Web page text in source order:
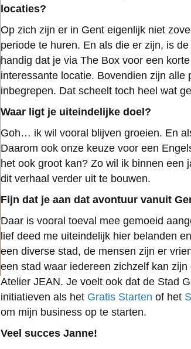
locaties?
Op zich zijn er in Gent eigenlijk niet
periode te huren. En als die er zijn, is
handig dat je via The Box voor een
interessante locatie. Bovendien zijn
inbegrepen. Dat scheelt toch heel wat
Waar ligt je uiteindelijke doel?
Goh… ik wil vooral blijven groeien. En
Daarom ook onze keuze voor een
het ook groot kan? Zo wil ik binnen een
dit verhaal verder uit te bouwen.
Fijn dat je aan dat avontuur vanuit
Daar is vooral toeval mee gemoeid
lief deed me uiteindelijk hier belanden
een diverse stad, de mensen zijn er
een stad waar iedereen zichzelf kan
Atelier JEAN. Je voelt ook dat de Stad
initiatieven als het Gratis Starten of het
om mijn business op te starten.
Veel succes Janne!